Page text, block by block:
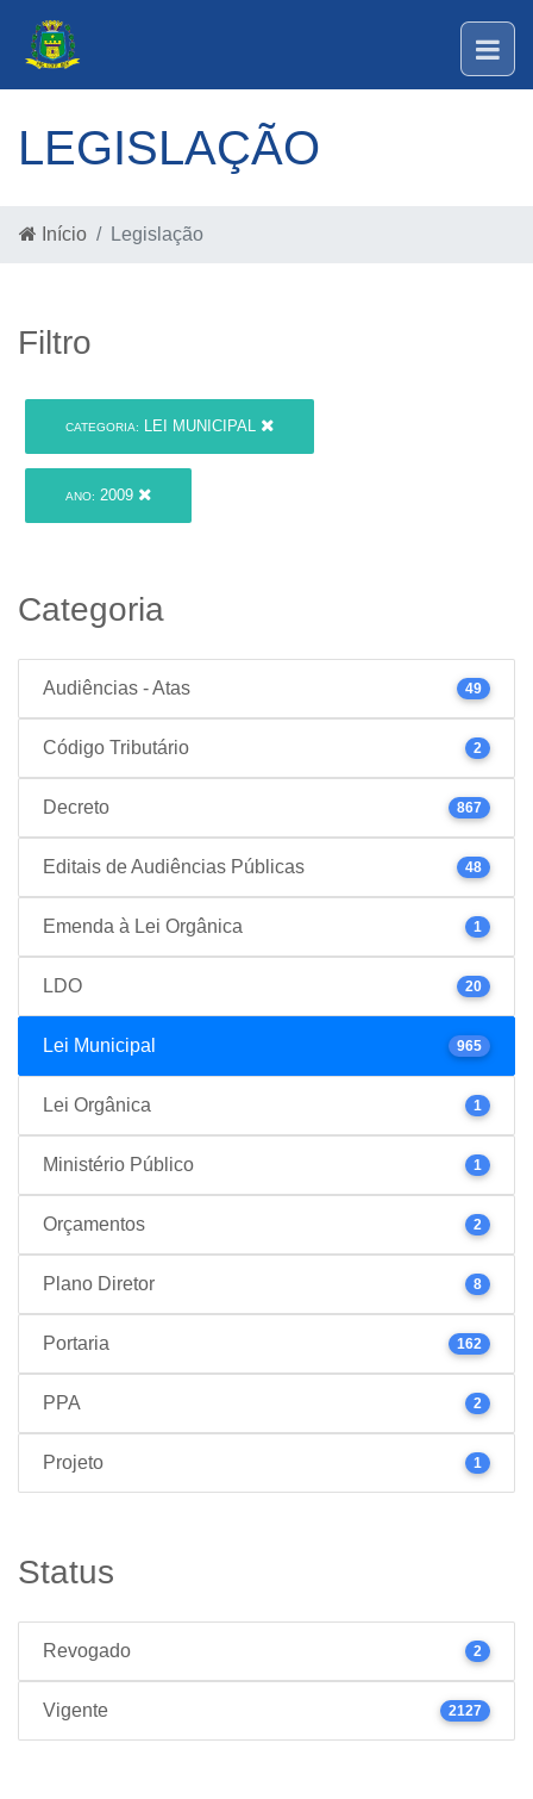
LEGISLAÇÃO
Início Legislação
Filtro
CATEGORIA: LEI MUNICIPAL
ANO: 2009
Categoria
Audiências - Atas 49
Código Tributário 2
Decreto 867
Editais de Audiências Públicas 48
Emenda à Lei Orgânica 1
LDO 20
Lei Municipal 965
Lei Orgânica 1
Ministério Público 1
Orçamentos 2
Plano Diretor 8
Portaria 162
PPA 2
Projeto 1
Status
Revogado 2
Vigente 2127